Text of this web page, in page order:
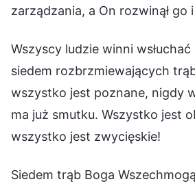
zarządzania, a On rozwinął go i
Wszyscy ludzie winni
siedem rozbrzmiewających
wszystko jest poznane, nigdy
ma już smutku. Wszystko jest
wszystko jest zwycięskie!
Siedem trąb Boga